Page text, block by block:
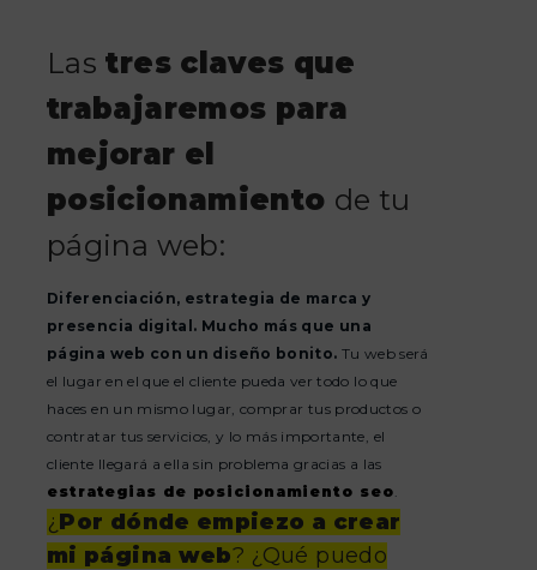
Las tres claves que
trabajaremos para
mejorar el
posicionamiento de tu
página web:
Diferenciación, estrategia de marca y
presencia digital. Mucho más que una
página web con un diseño bonito. Tu web será
el lugar en el que el cliente pueda ver todo lo que
haces en un mismo lugar, comprar tus productos o
contratar tus servicios, y lo más importante, el
cliente llegará a ella sin problema gracias a las
estrategias de posicionamiento seo
¿ Por dónde empiezo a crear
mi página web? ¿Qué puedo